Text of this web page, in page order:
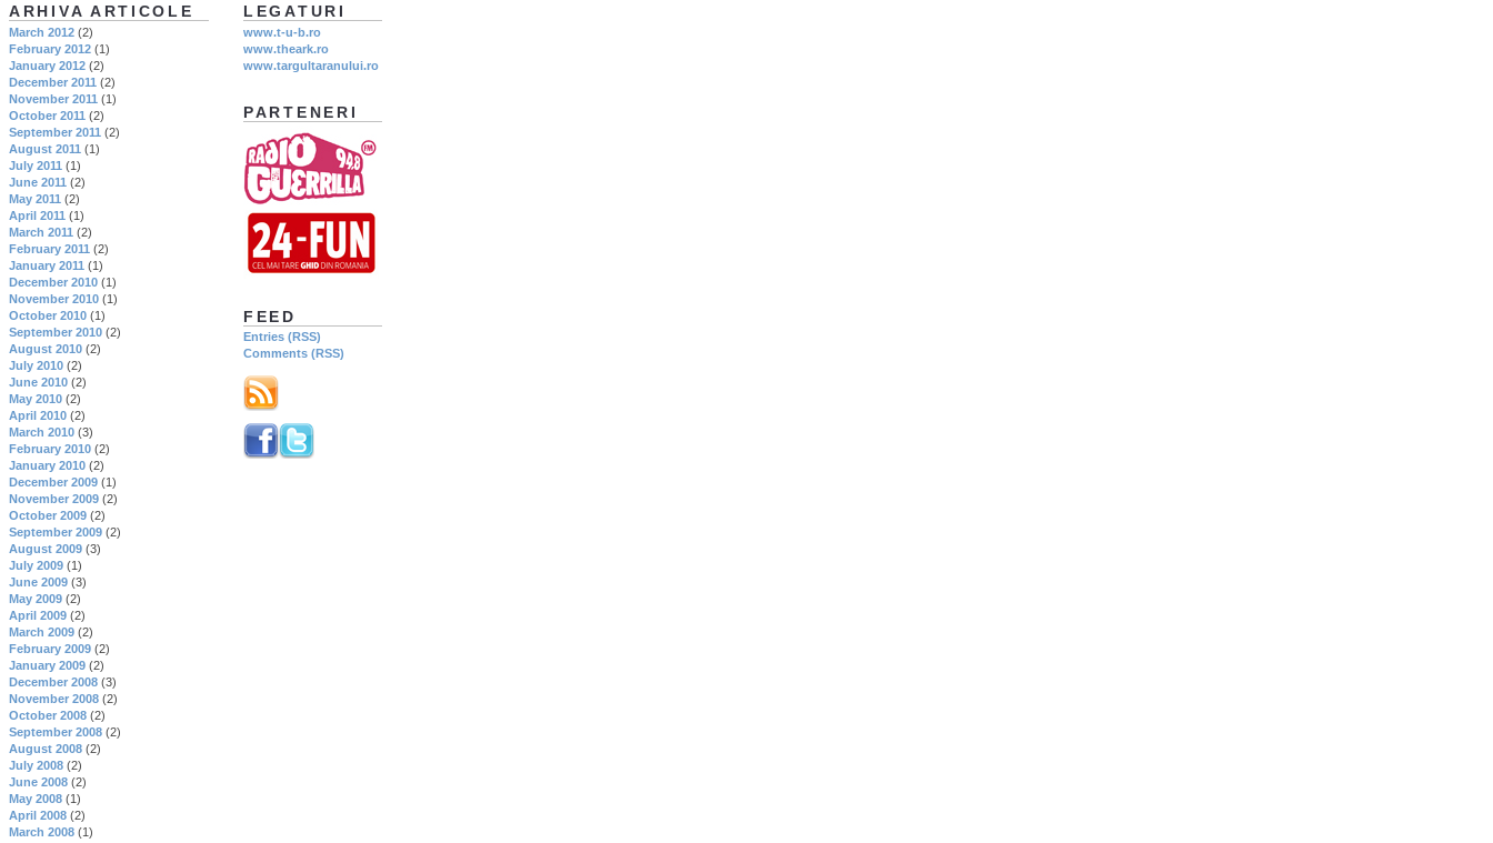
LEGATURI
www.t-u-b.ro
www.theark.ro
www.targultaranului.ro
PARTENERI
FEED
Entries (RSS)
Comments (RSS)
ARHIVA ARTICOLE
March 2012 (2)
February 2012 (1)
January 2012 (2)
December 2011 (2)
November 2011 (1)
October 2011 (2)
September 2011 (2)
August 2011 (1)
July 2011 (1)
June 2011 (2)
May 2011 (2)
April 2011 (1)
March 2011 (2)
February 2011 (2)
January 2011 (1)
December 2010 (1)
November 2010 (1)
October 2010 (1)
September 2010 (2)
August 2010 (2)
July 2010 (2)
June 2010 (2)
May 2010 (2)
April 2010 (2)
March 2010 (3)
February 2010 (2)
January 2010 (2)
December 2009 (1)
November 2009 (2)
October 2009 (2)
September 2009 (2)
August 2009 (3)
July 2009 (1)
June 2009 (3)
May 2009 (2)
April 2009 (2)
March 2009 (2)
February 2009 (2)
January 2009 (2)
December 2008 (3)
November 2008 (2)
October 2008 (2)
September 2008 (2)
August 2008 (2)
July 2008 (2)
June 2008 (2)
May 2008 (1)
April 2008 (2)
March 2008 (1)